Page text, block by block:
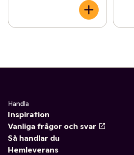
Handla
Inspiration
Vanliga frågor och svar
Så handlar du
Hemleverans